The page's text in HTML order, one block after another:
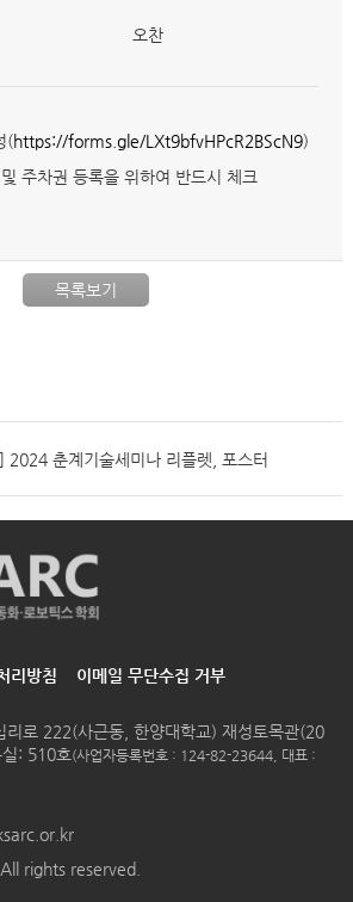
오찬
(https://forms.gle/LXt9bfvHPcR2BScN9)
주차권 등록을 위하여 반드시 체크
목록보기
2024 춘계기술세미나 리플렛, 포스터
리방침 이메일 무단수집 거부
리로 222(사근동, 한양대학교) 재성토목관(20
: 510호(사업자등록번호 : 124-82-23644, 대표 :
rights reserved.